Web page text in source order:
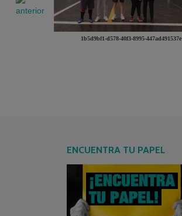
1b5d9bf1-d578-40f3-8995-447ad491537e
ENCUENTRA TU PAPEL